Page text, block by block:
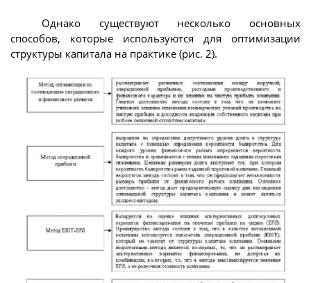
Однако существуют несколько основных
способов, которые используются для оптимизации
структуры капитала на практике (рис. 2).